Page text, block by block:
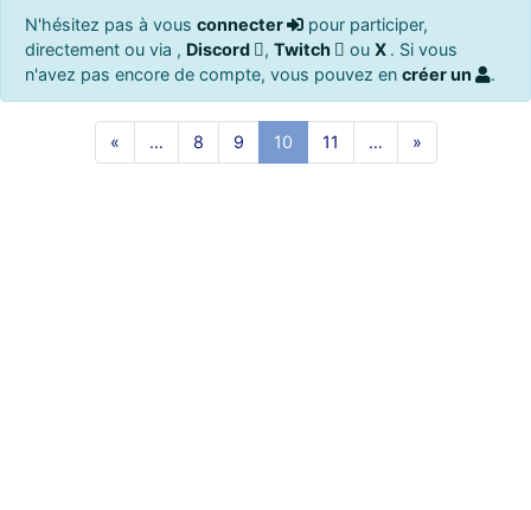
N'hésitez pas à vous connecter
pour participer,
directement ou via , Discord , Twitch ou X . Si vous
n'avez pas encore de compte, vous pouvez en créer un .
« … 8 9 10 11 … »